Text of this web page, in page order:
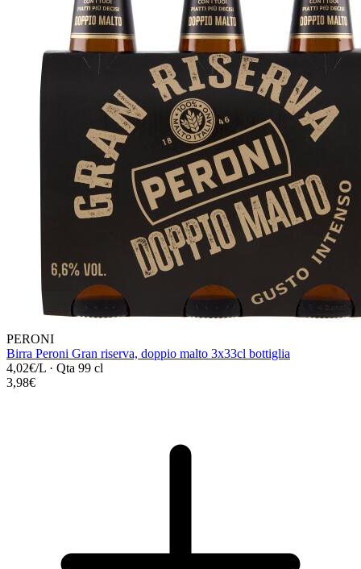
PERONI
Birra Peroni Gran riserva, doppio malto 3x33cl bottiglia
4,02€/L · Qta 99 cl
3,98€